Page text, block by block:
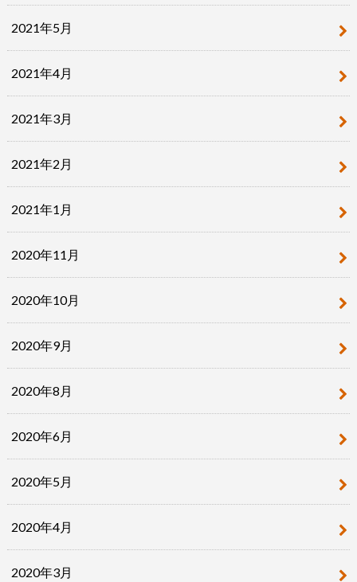
2021年5月
2021年4月
2021年3月
2021年2月
2021年1月
2020年11月
2020年10月
2020年9月
2020年8月
2020年6月
2020年5月
2020年4月
2020年3月